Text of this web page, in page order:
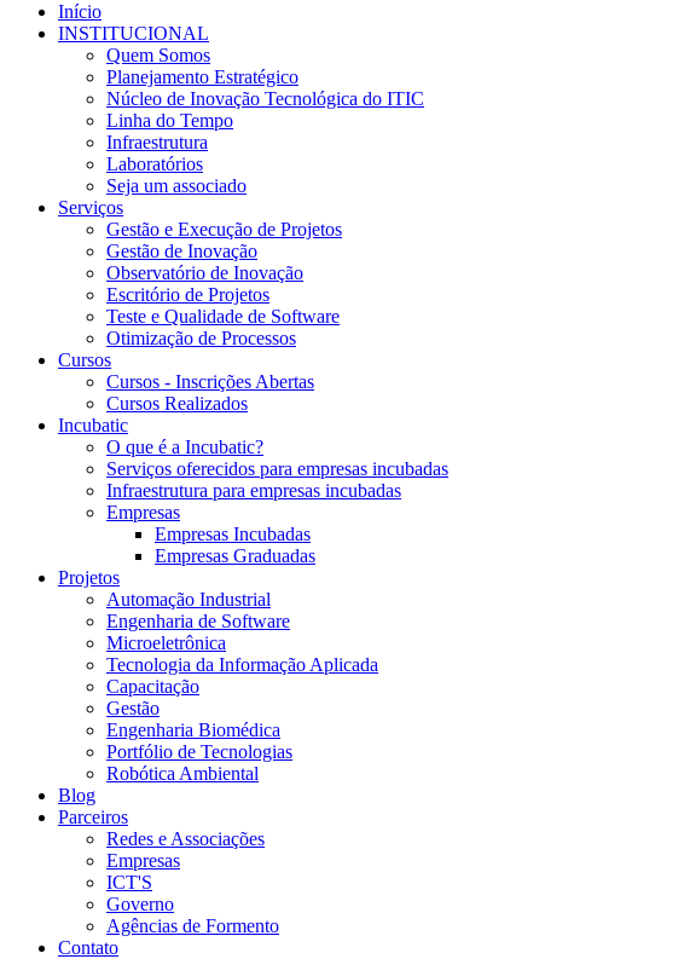
Início
INSTITUCIONAL
Quem Somos
Planejamento Estratégico
Núcleo de Inovação Tecnológica do ITIC
Linha do Tempo
Infraestrutura
Laboratórios
Seja um associado
Serviços
Gestão e Execução de Projetos
Gestão de Inovação
Observatório de Inovação
Escritório de Projetos
Teste e Qualidade de Software
Otimização de Processos
Cursos
Cursos - Inscrições Abertas
Cursos Realizados
Incubatic
O que é a Incubatic?
Serviços oferecidos para empresas incubadas
Infraestrutura para empresas incubadas
Empresas
Empresas Incubadas
Empresas Graduadas
Projetos
Automação Industrial
Engenharia de Software
Microeletrônica
Tecnologia da Informação Aplicada
Capacitação
Gestão
Engenharia Biomédica
Portfólio de Tecnologias
Robótica Ambiental
Blog
Parceiros
Redes e Associações
Empresas
ICT'S
Governo
Agências de Formento
Contato